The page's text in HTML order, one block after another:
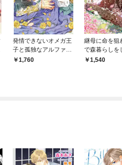
発情できないオメガ王
子と孤独なアルファ王
の初恋 【電子限定おま
1,760
継母に命を狙
で森暮らしを
ら王子様に見
1,540